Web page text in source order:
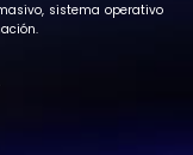
sistema operativo